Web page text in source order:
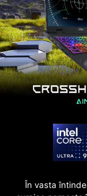
În vasta